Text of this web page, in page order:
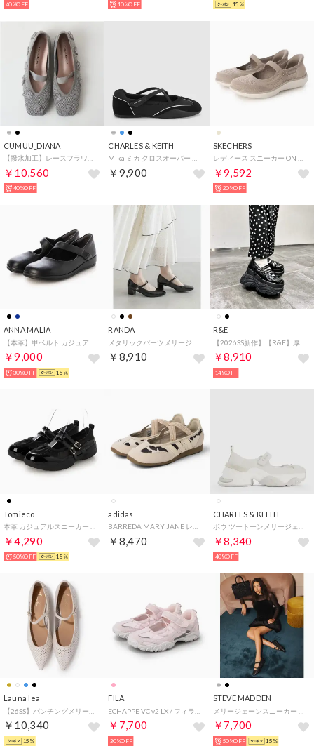
40%OFF 10%OFF 15%
CUMUU_DIANA
￥10,560
40%OFF
CHARLES & KEITH
￥9,900
SKECHERS
レディース スニーカー ON-THE-GO FLEX RADIANT 138497 （ベージュ）
￥9,592
20%OFF
ANNA MALIA
￥9,000
30%OFF 15%
RANDA
￥8,910
R&E
【2026SS新作】【R&E】厚底スニーカーソールメリージェーンシューズ （ブラックエナメル）
￥8,910
14%OFF
Tomieco
￥4,290
50%OFF 15%
adidas
￥8,470
CHARLES & KEITH
￥8,340
40%OFF
Launa lea
￥10,340
15%
FILA
￥7,700
30%OFF
STEVE MADDEN
￥7,700
50%OFF 15%